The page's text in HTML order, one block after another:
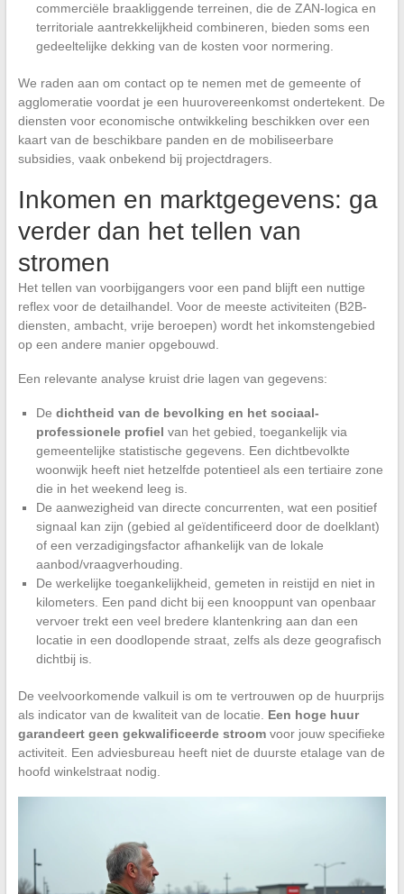
commerciële braakliggende terreinen, die de ZAN-logica en
territoriale aantrekkelijkheid combineren, bieden soms een
gedeeltelijke dekking van de kosten voor normering.
We raden aan om contact op te nemen met de gemeente of
agglomeratie voordat je een huurovereenkomst ondertekent. De
diensten voor economische ontwikkeling beschikken over een
kaart van de beschikbare panden en de mobiliseerbare
subsidies, vaak onbekend bij projectdragers.
Inkomen en marktgegevens: ga
verder dan het tellen van
stromen
Het tellen van voorbijgangers voor een pand blijft een nuttige
reflex voor de detailhandel. Voor de meeste activiteiten (B2B-
diensten, ambacht, vrije beroepen) wordt het inkomstengebied
op een andere manier opgebouwd.
Een relevante analyse kruist drie lagen van gegevens:
De dichtheid van de bevolking en het sociaal-
professionele profiel van het gebied, toegankelijk via
gemeentelijke statistische gegevens. Een dichtbevolkte
woonwijk heeft niet hetzelfde potentieel als een tertiaire zone
die in het weekend leeg is.
De aanwezigheid van directe concurrenten, wat een positief
signaal kan zijn (gebied al geïdentificeerd door de doelklant)
of een verzadigingsfactor afhankelijk van de lokale
aanbod/vraagverhouding.
De werkelijke toegankelijkheid, gemeten in reistijd en niet in
kilometers. Een pand dicht bij een knooppunt van openbaar
vervoer trekt een veel bredere klantenkring aan dan een
locatie in een doodlopende straat, zelfs als deze geografisch
dichtbij is.
De veelvoorkomende valkuil is om te vertrouwen op de huurprijs
als indicator van de kwaliteit van de locatie. Een hoge huur
garandeert geen gekwalificeerde stroomvoor jouw specifieke
activiteit. Een adviesbureau heeft niet de duurste etalage van de
hoofd winkelstraat nodig.